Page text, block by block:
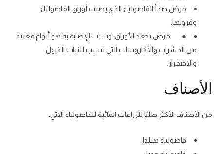
مرض صدأ الفاصولياء الذي يصيب أوراق الفاصولياء
وقرونها.
● مرض تجعد الأوراق، وسبب الإصابة به هو أنواع معينة
من الحشرات والأكاروسات التي تسبب للنبات الذبول
والاصفرار.
الأصناف
من الأصناف الأكثر طلبًا للزراعات المائية للفاصولياء الآتي:
فاصولياء هيلدا.